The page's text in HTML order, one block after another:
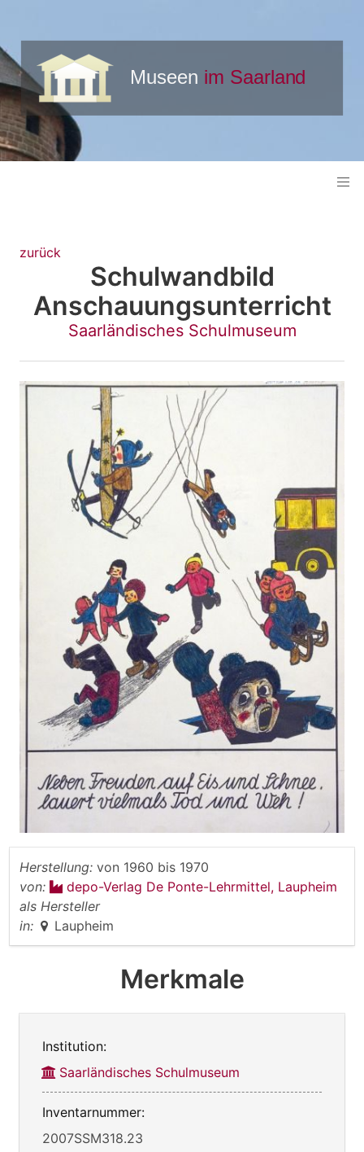
zurück
Schulwandbild
Anschauungsunterricht
Saarländisches Schulmuseum
Herstellung: von 1960 bis 1970
von:
depo-Verlag De Ponte-Lehrmittel, Laupheim
als Hersteller
in:
Laupheim
Merkmale
Institution:
Saarländisches Schulmuseum
Inventarnummer:
2007SSM318.23